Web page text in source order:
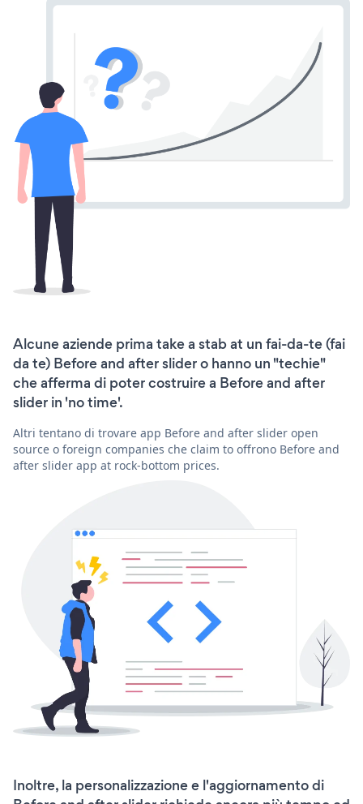
Alcune aziende prima take a stab at un fai-da-te (fai
da te) Before and after slider o hanno un "techie"
che afferma di poter costruire a Before and after
slider in 'no time'.
Altri tentano di trovare app Before and after slider open
source o foreign companies che claim to offrono Before and
after slider app at rock-bottom prices.
Inoltre, la personalizzazione e l'aggiornamento di